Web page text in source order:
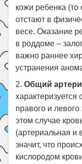
кожи ребенка (то
отстают в
весе. Оказание
в роддоме –
важно раннее
устранения
2.Общий
правого и
этом случае
(артериальная и
значит, что
кислородом